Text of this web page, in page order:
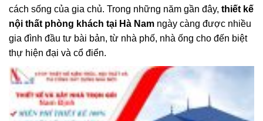
cách sống của gia chủ. Trong những năm gần đây, thiết kế
nội thất phòng khách tại Hà Nam ngày càng được nhiều
gia đình đầu tư bài bản, từ nhà phố, nhà ống cho đến biệt
thự hiện đại và cổ điển.